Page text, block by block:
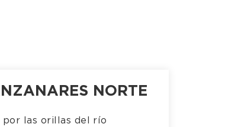
NORTE
por las orillas del río